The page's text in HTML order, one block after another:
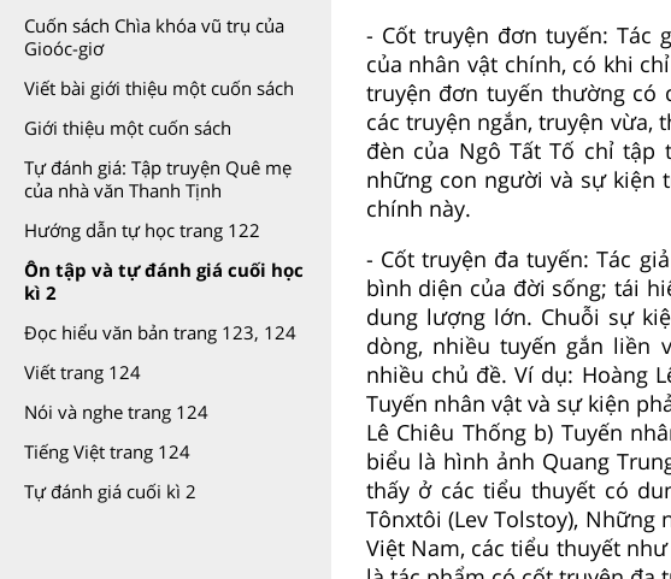
Cuốn sách Chìa khóa vũ trụ của
Gioóc-giơ
Viết bài giới thiệu một cuốn sách
Giới thiệu một cuốn sách
Tự đánh giá: Tập truyện Quê mẹ
của nhà văn Thanh Tịnh
Hướng dẫn tự học trang 122
Ôn tập và tự đánh giá cuối học
kì 2
Đọc hiểu văn bản trang 123, 124
Viết trang 124
Nói và nghe trang 124
Tiếng Việt trang 124
Tự đánh giá cuối kì 2
- Cốt truyện đơn tuyến: Tác
của nhân vật chính, có khi
truyện đơn tuyến thường có
các truyện ngắn, truyện vừa,
đèn của Ngô Tất Tố chỉ tập
những con người và sự kiện
chính này.
- Cốt truyện đa tuyến: Tác
bình diện của đời sống; tái
dung lượng lớn. Chuỗi sự
dòng, nhiều tuyến gắn liền
nhiều chủ đề. Ví dụ: Hoàng
Tuyến nhân vật và sự kiện
Lê Chiêu Thống b) Tuyến
biểu là hình ảnh Quang
thấy ở các tiểu thuyết có
Tônxtôi (Lev Tolstoy), Những
Việt Nam, các tiểu thuyết